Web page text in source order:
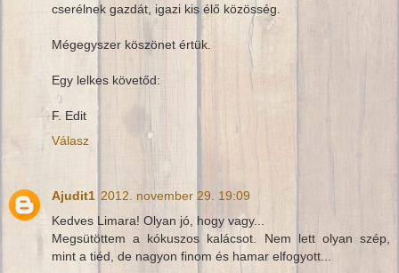
cserélnek gazdát, igazi kis élő közösség.
Mégegyszer köszönet értük.
Egy lelkes követőd:
F. Edit
Válasz
Ajudit1 2012. november 29. 19:09
Kedves Limara! Olyan jó, hogy vagy...
Megsütöttem a kókuszos kalácsot. Nem lett olyan szép,
mint a tiéd, de nagyon finom és hamar elfogyott...